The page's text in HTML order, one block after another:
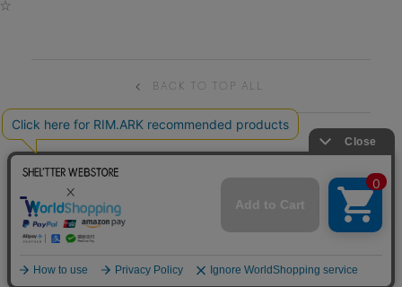
☆
BACK TO TOP ALL
HELP TERM OF USE PRIVACY POLICY
CONTACT